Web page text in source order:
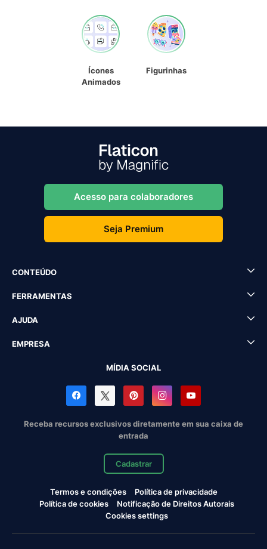
Ícones
Animados
Figurinhas
Acesso para colaboradores
Seja Premium
CONTEÚDO
FERRAMENTAS
AJUDA
EMPRESA
MÍDIA SOCIAL
Receba recursos exclusivos diretamente em sua caixa de
entrada
Cadastrar
Termos e condições
Política de privacidade
Política de cookies
Notificação de Direitos Autorais
Cookies settings